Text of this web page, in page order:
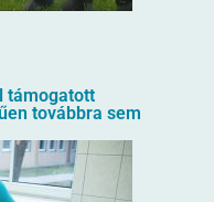
támogatott
továbbra sem